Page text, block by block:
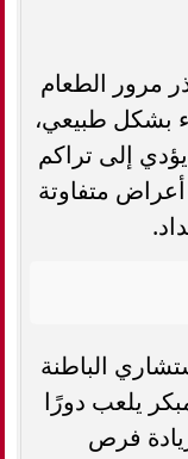
مرور الطعام
بشكل طبيعي،
إلى تراكم
متفاوتة
الباطنة
يلعب دورًا
فرص